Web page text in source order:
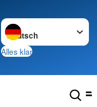
Sprache wechseln zu
Alles klar